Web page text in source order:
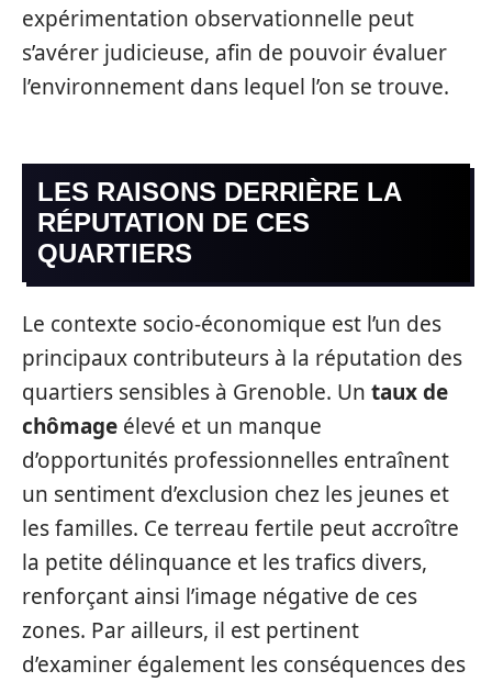
expérimentation observationnelle peut
s’avérer judicieuse, afin de pouvoir évaluer
l’environnement dans lequel l’on se trouve.
LES RAISONS DERRIÈRE LA
RÉPUTATION DE CES
QUARTIERS
Le contexte socio-économique est l’un des
principaux contributeurs à la réputation des
quartiers sensibles à Grenoble. Un taux de
chômage élevé et un manque
d’opportunités professionnelles entraînent
un sentiment d’exclusion chez les jeunes et
les familles. Ce terreau fertile peut accroître
la petite délinquance et les trafics divers,
renforçant ainsi l’image négative de ces
zones. Par ailleurs, il est pertinent
d’examiner également les conséquences des